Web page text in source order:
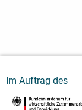
Im Auftrag des